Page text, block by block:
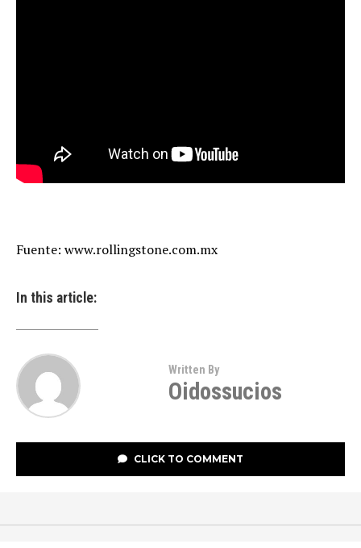
Fuente: www.rollingstone.com.mx
In this article:
Written By
Oidossucios
CLICK TO COMMENT